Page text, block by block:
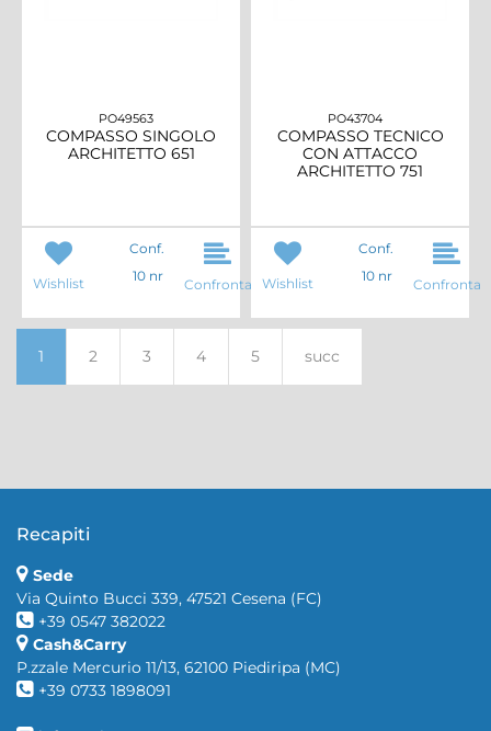
PO49563
COMPASSO SINGOLO
ARCHITETTO 651
Wishlist
Conf.
10 nr
Confronta
PO43704
COMPASSO TECNICO
CON ATTACCO
ARCHITETTO 751
Wishlist
Conf.
10 nr
Confronta
1 2 3 4 5 succ
Recapiti
Sede
Via Quinto Bucci 339, 47521 Cesena (FC)
+39 0547 382022
Cash&Carry
P.zzale Mercurio 11/13, 62100 Piediripa (MC)
+39 0733 1898091